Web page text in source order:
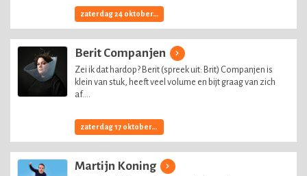
zaterdag 24 oktober, 2026
Berit Companjen
Zei ik dat hardop? Berit (spreek uit: Brit) Companjen is
klein van stuk, heeft veel volume en bijt graag van zich
af....
zaterdag 17 oktober, 2026
Martijn Koning